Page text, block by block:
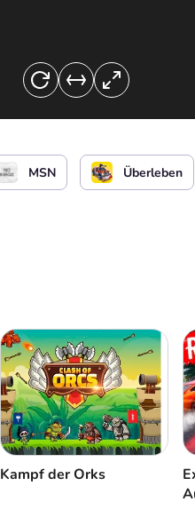
Asteroiden abschießen
MSN Überleben
Kampf der Orks